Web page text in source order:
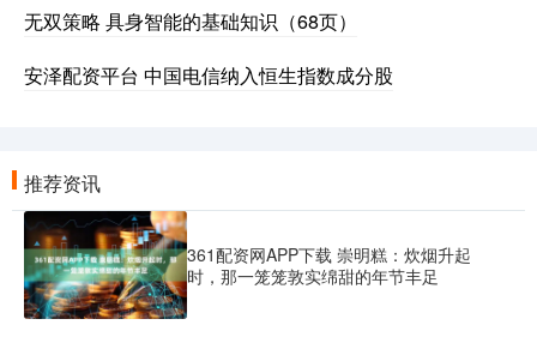
无双策略 具身智能的基础知识（68页）
安泽配资平台 中国电信纳入恒生指数成分股
推荐资讯
361配资网APP下载 崇明糕：炊烟升起
时，那一笼笼敦实绵甜的年节丰足